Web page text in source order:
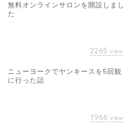
無料オンラインサロンを開設しまし
た
2265 view
ニューヨークでヤンキースを5回観
に行った話
1966 view